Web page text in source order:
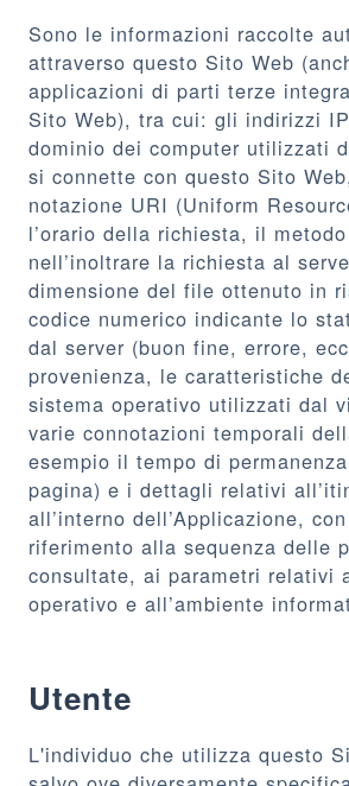
Sono le informazioni raccolte
attraverso questo Sito Web
applicazioni di parti terze
Sito Web), tra cui: gli indirizzi
dominio dei computer utilizzati
si connette con questo Sito
notazione URI (Uniform
l’orario della richiesta, il
nell’inoltrare la richiesta al
dimensione del file ottenuto in
codice numerico indicante lo
dal server (buon fine, errore,
provenienza, le caratteristiche
sistema operativo utilizzati dal
varie connotazioni temporali
esempio il tempo di
pagina) e i dettagli relativi
all’interno dell’Applicazione,
riferimento alla sequenza delle
consultate, ai parametri relativi
operativo e all’ambiente
Utente
L'individuo che utilizza questo